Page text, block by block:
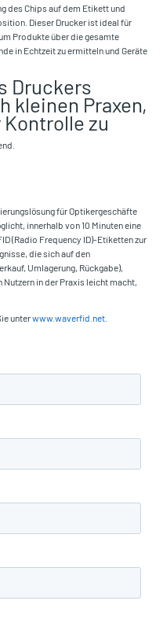
des Chips auf dem Etikett und
Dieser Drucker ist ideal für
Produkte über die gesamte
in Echtzeit zu ermitteln und Geräte
Druckers
kleinen Praxen,
zu
für Optikergeschäfte
innerhalb von 10 Minuten eine
(Radio Frequency ID)-Etiketten zur
die sich auf den
Umlagerung, Rückgabe),
in der Praxis leicht macht,
unterwww.waverfid.net